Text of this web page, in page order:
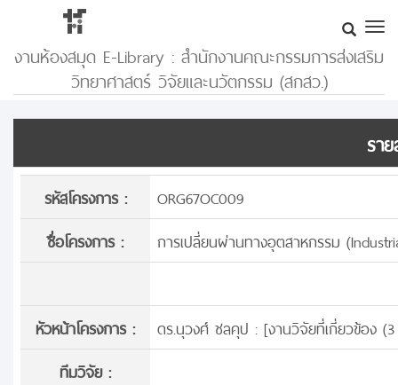
งานห้องสมุด E-Library : สำนักงานคณะกรรมการส่งเสริม
วิทยาศาสตร์ วิจัยและนวัตกรรม (สกสว.)
รา
รหัสโครงการ :
ORG67OC009
ชื่อโครงการ :
การเปลี่ยนผ่านทางอุตสาหกรรม
หัวหน้าโครงการ : ดร.นุวงศ์ ชลคุป : [งานวิจัยที่เกี่ยวข้อง
ทีมวิจัย :